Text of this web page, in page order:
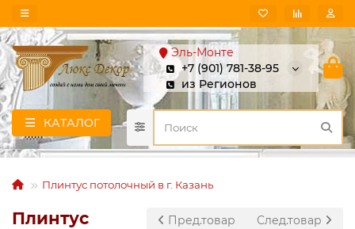
Эль-Монте
+7 (901) 781-38-95
из Регионов
КАТАЛОГ
Плинтус потолочный в г. Казань
Пред.товар След.товар
Плинтус